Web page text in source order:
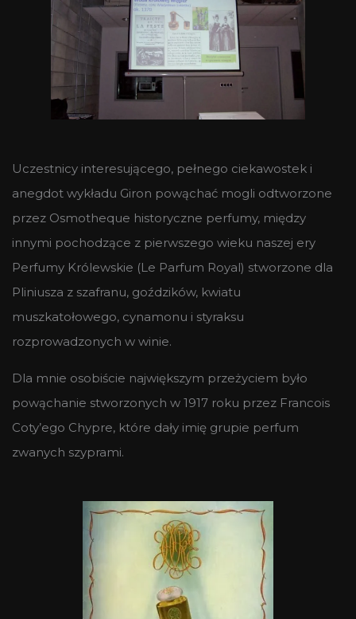
Uczestnicy interesującego, pełnego ciekawostek i
anegdot wykładu Giron powąchać mogli odtworzone
przez Osmotheque historyczne perfumy, między
innymi pochodzące z pierwszego wieku naszej ery
Perfumy Królewskie (Le Parfum Royal) stworzone dla
Pliniusza z szafranu, goździków, kwiatu
muszkatołowego, cynamonu i styraksu
rozprowadzonych w winie.
Dla mnie osobiście największym przeżyciem było
powąchanie stworzonych w 1917 roku przez Francois
Coty’ego Chypre, które dały imię grupie perfum
zwanych szyprami.